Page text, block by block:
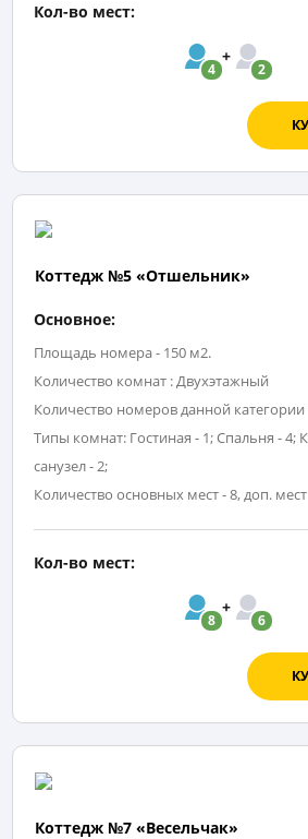
Кол-во мест:
4 2
Коттедж №5 «Отшельник»
Основное:
Площадь номера - 150 м2.
Количество комнат : Двухэтажный
Количество номеров данной категории
Типы комнат: Гостиная - 1; Спальня - 4;
санузел - 2;
Количество основных мест - 8, доп.
Кол-во мест:
8 6
Коттедж №7 «Весельчак»